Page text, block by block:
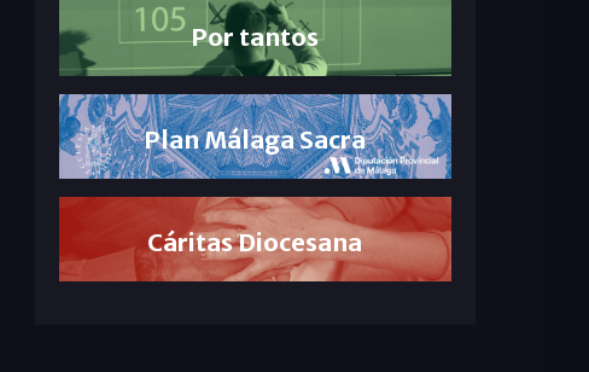
Por tantos
Plan Málaga Sacra
Cáritas Diocesana